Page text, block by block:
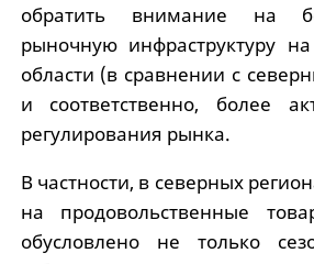
обратить внимание на
рыночную инфраструктуру
области (в сравнении с
и соответственно, более
регулирования рынка.
В частности, в северных
на продовольственные
обусловлено не только